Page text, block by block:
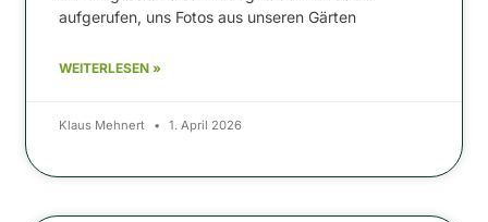
aufgerufen, uns Fotos aus unseren Gärten
WEITERLESEN »
Klaus Mehnert 1. April 2026